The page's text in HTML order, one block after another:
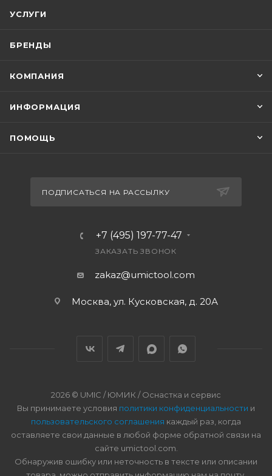
УСЛУГИ
БРЕНДЫ
КОМПАНИЯ
ИНФОРМАЦИЯ
ПОМОЩЬ
ПОДПИСАТЬСЯ НА РАССЫЛКУ
+7 (495) 197-77-47
ЗАКАЗАТЬ ЗВОНОК
zakaz@umictool.com
Москва, ул. Кусковская, д. 20А
2026 © UMIC / ЮМИК / Оснастка и сервис
Вы принимаете условия политики конфиденциальности и
пользовательского соглашения каждый раз, когда
оставляете свои данные в любой форме обратной связи на
сайте umictool.com.
Обнаружив ошибку или неточность в тексте или описании